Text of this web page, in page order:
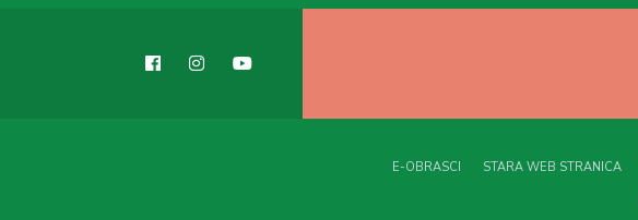
E-OBRASCI STARA WEB STRANICA